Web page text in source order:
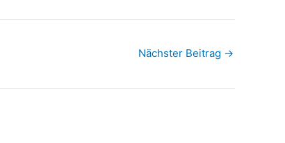
Nächster Beitrag →